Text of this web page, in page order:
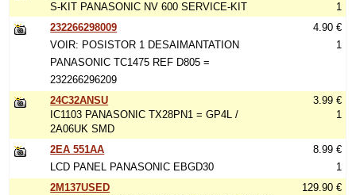
S-KIT PANASONIC NV 600 SERVICE-KIT
1
232266298009
VOIR: POSISTOR 1 DESAIMANTATION
PANASONIC TC1475 REF D805 =
232266296209
4.90 €
1
24C32ANSU
IC1103 PANASONIC TX28PN1 = GP4L /
2A06UK SMD
3.99 €
1
2EA 551AA
LCD PANEL PANASONIC EBGD30
8.99 €
1
2M137USED
129.90 €